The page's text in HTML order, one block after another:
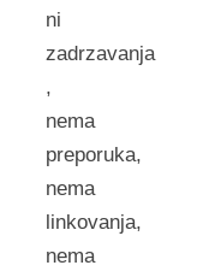
ni
zadrzavanja
,
nema
preporuka,
nema
linkovanja,
nema